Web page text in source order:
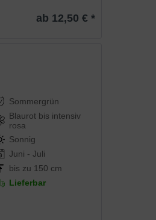
ab 12,50 € *
Sommergrün
Blaurot bis intensiv
rosa
Sonnig
Juni - Juli
bis zu 150 cm
Lieferbar